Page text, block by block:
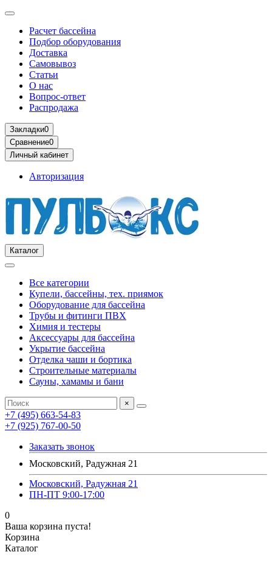
Расчет бассейна
Подбор оборудования
Доставка
Самовывоз
Статьи
О нас
Вопрос-ответ
Распродажа
Закладки0
Сравнение0
Личный кабинет
Авторизация
Каталог
Все категории
Купели, бассейны, тех. приямок
Оборудование для бассейна
Трубы и фитинги ПВХ
Химия и тестеры
Аксессуары для бассейна
Укрытие бассейна
Отделка чаши и бортика
Строительные материалы
Сауны, хамамы и бани
×
+7 (495) 663-54-83
+7 (925) 767-00-50
Заказать звонок
Московский, Радужная 21
Московский, Радужная 21
ПН-ПТ 9:00-17:00
0
Ваша корзина пуста!
Корзина
Каталог